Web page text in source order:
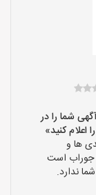
شما را در
ها و
جوراب است
ندارد.